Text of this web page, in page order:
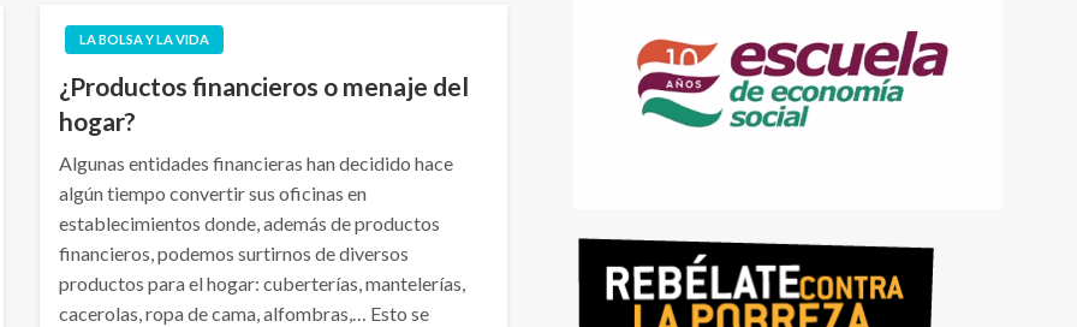
LA BOLSA Y LA VIDA
¿Productos financieros o menaje del
hogar?
Algunas entidades financieras han decidido hace
algún tiempo convertir sus oficinas en
establecimientos donde, además de productos
financieros, podemos surtirnos de diversos
productos para el hogar: cuberterías, mantelerías,
cacerolas, ropa de cama, alfombras,… Esto se